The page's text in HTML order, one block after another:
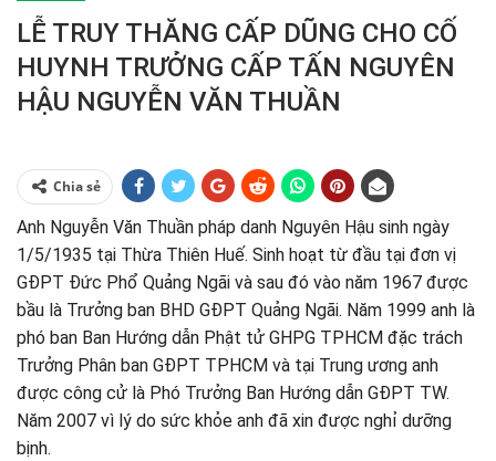
LỄ TRUY THĂNG CẤP DŨNG CHO CỐ
HUYNH TRƯỞNG CẤP TẤN NGUYÊN
HẬU NGUYỄN VĂN THUẦN
Chia sẻ
Anh Nguyễn Văn Thuần pháp danh Nguyên Hậu sinh ngày
1/5/1935 tại Thừa Thiên Huế. Sinh hoạt từ đầu tại đơn vị
GĐPT Đức Phổ Quảng Ngãi và sau đó vào năm 1967 được
bầu là Trưởng ban BHD GĐPT Quảng Ngãi. Năm 1999 anh là
phó ban Ban Hướng dẫn Phật tử GHPG TPHCM đặc trách
Trưởng Phân ban GĐPT TPHCM và tại Trung ương anh
được công cử là Phó Trưởng Ban Hướng dẫn GĐPT TW.
Năm 2007 vì lý do sức khỏe anh đã xin được nghỉ dưỡng
bịnh.